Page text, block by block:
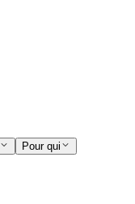
Pour qui